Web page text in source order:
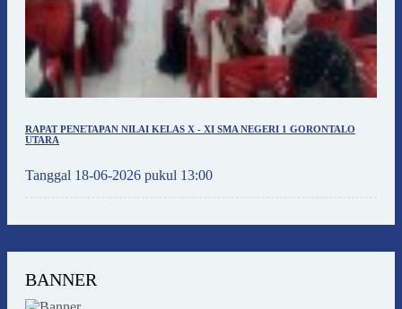
RAPAT PENETAPAN NILAI KELAS X - XI SMA NEGERI 1 GORONTALO
UTARA
Tanggal 18-06-2026 pukul 13:00
BANNER